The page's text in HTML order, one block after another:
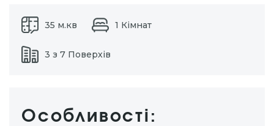
35 м.кв 1 Кімнат
3 з 7 Поверхів
Особливості: